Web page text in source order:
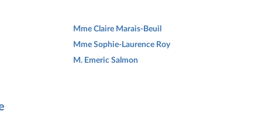
Mme Claire Marais-Beuil
Mme Sophie-Laurence Roy
M. Emeric Salmon